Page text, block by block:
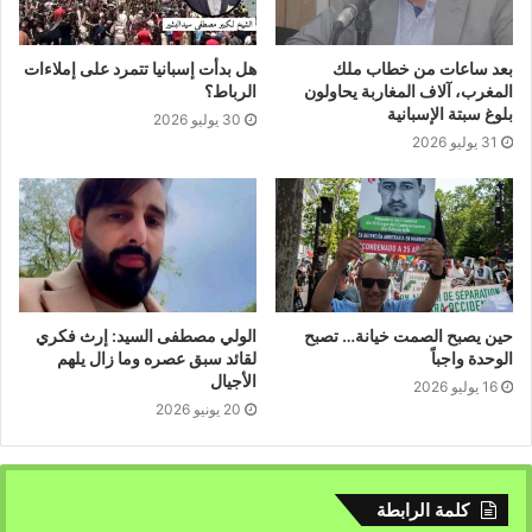
وقوت يومه، خدمة لمصالح الملك والمجموعة الصغيرة من
المنتفعين التي تحيط به وتستنزف البلد في حالة فريدة في
عالمنا المعاصر.
بعد ساعات من خطاب ملك
المغرب، آلاف المغاربة يحاولون
بلوغ سبتة الإسبانية
31 يوليو 2026
هل بدأت إسبانيا تتمرد على إملاءات
الرباط؟
30 يوليو 2026
حين يصبح الصمت خيانة… تصبح
الوحدة واجباً
16 يوليو 2026
الولي مصطفى السيد: إرث فكري
لقائد سبق عصره وما زال يلهم
الأجيال
20 يونيو 2026
كلمة الرابطة